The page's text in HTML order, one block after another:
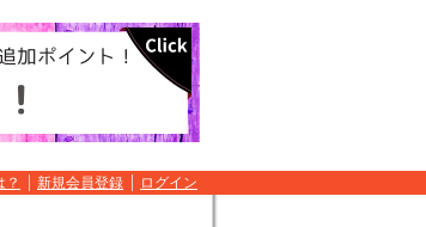
？ 新規会員登録 ログイン